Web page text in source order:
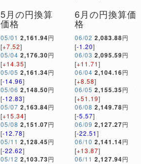
5月の円換算
価格
05/01 2,161.94円
[+7.52]
05/04 2,176.30円
[+14.35]
05/05 2,161.34円
[-14.96]
05/06 2,148.50円
[-12.83]
05/07 2,163.84円
[+15.34]
05/08 2,151.07円
[-12.78]
05/11 2,128.45円
[-22.62]
05/12 2,103.73円
6月の円換算価
格
06/02 2,083.88円
[-1.20]
06/03 2,095.59円
[+11.71]
06/04 2,104.16円
[+8.58]
06/05 2,155.35円
[+51.19]
06/08 2,149.78円
[-5.57]
06/09 2,127.27円
[-22.51]
06/10 2,141.14円
[+13.87]
06/11 2,127.94円